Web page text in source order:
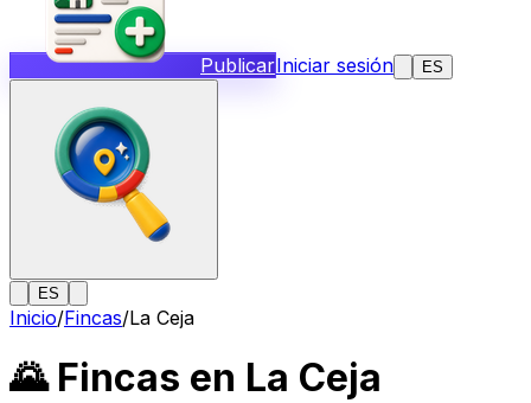
PublicarIniciar sesión ES
ES
Inicio/Fincas/La Ceja
🌄 Fincas en La Ceja